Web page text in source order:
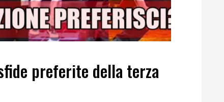
preferite della terza